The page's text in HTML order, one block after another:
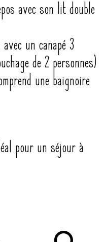
avec son lit double
un canapé 3
de 2 personnes)
une baignoire
pour un séjour à